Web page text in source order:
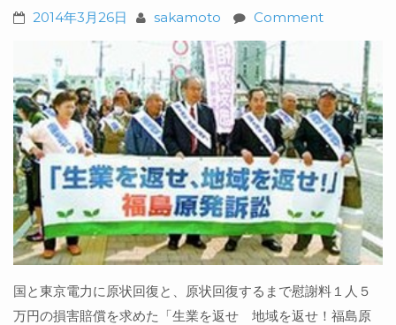
2014年3月26日 sakamoto Comment
国と東京電力に原状回復と、原状回復するまで慰謝料１人５
万円の損害賠償を求めた「生業を返せ 地域を返せ！福島原